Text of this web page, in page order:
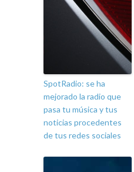
SpotRadio: se ha
mejorado la radio que
pasa tu música y tus
noticias procedentes
de tus redes sociales